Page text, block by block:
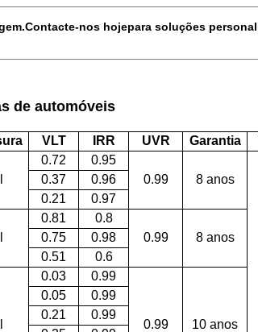
Contacte-nos hojepara soluções
de automóveis
VLT IRR UVR Garantia
0.72
0.95
0.99
8 anos
0.37
0.96
0.21 0.97
0.81
0.8
0.99
8 anos
0.75
0.98
0.51 0.6
0.03 0.99
0.99 10 anos
0.05
0.99
0.21
0.99